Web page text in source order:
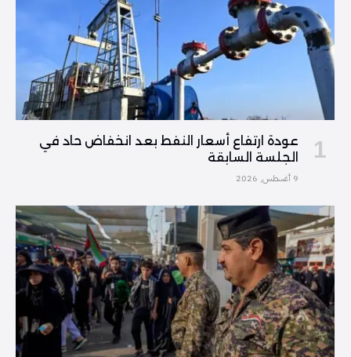
عودة ارتفاع أسعار النفط بعد انخفاض حاد في
الجلسة السابقة
9 أغسطس, 2026